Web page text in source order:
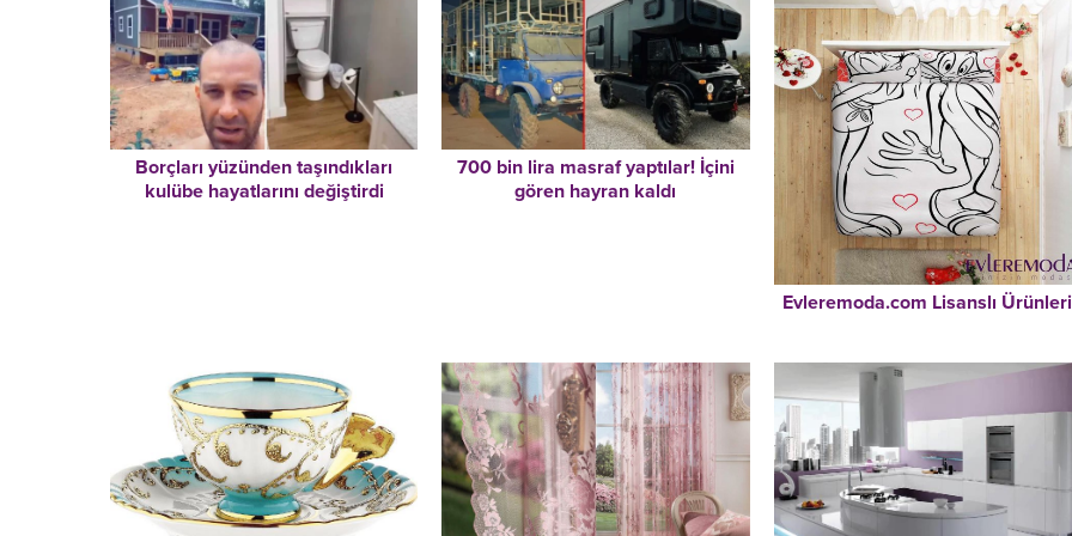
Borçları yüzünden taşındıkları
kulübe hayatlarını değiştirdi
700 bin lira masraf yaptılar! İçini
gören hayran kaldı
Evleremoda.com Lisanslı Ürünleri